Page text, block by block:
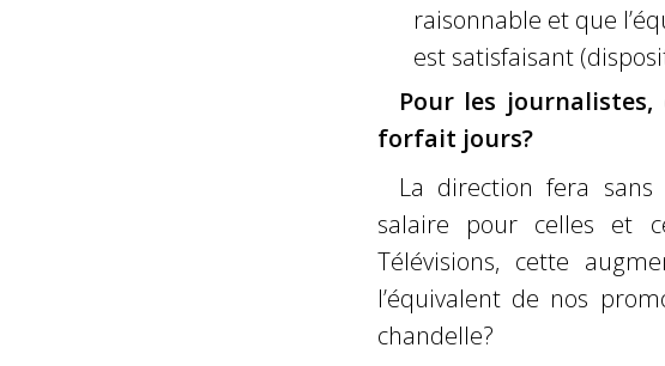
raisonnable et que
est satisfaisant
Pour les journalistes,
forfait jours?
La direction fera
salaire pour celles et
Télévisions, cette
l’équivalent de nos
chandelle?